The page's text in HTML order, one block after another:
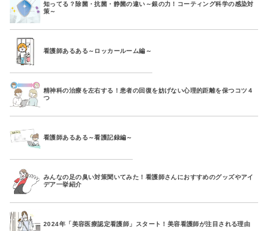
知ってる？除菌・抗菌・静菌の違い～銀の力！コーティング科学の感染対
策～
看護師あるある～ロッカールーム編～
精神科の治療を左右する！患者の回復を妨げない心理的距離を保つコツ４
つ
看護師あるある～看護記録編～
みんなの足の臭い対策聞いてみた！看護師さんにおすすめのグッズやアイ
デア一挙紹介
2024年「美容医療認定看護師」スタート！美容看護師が注目される理由